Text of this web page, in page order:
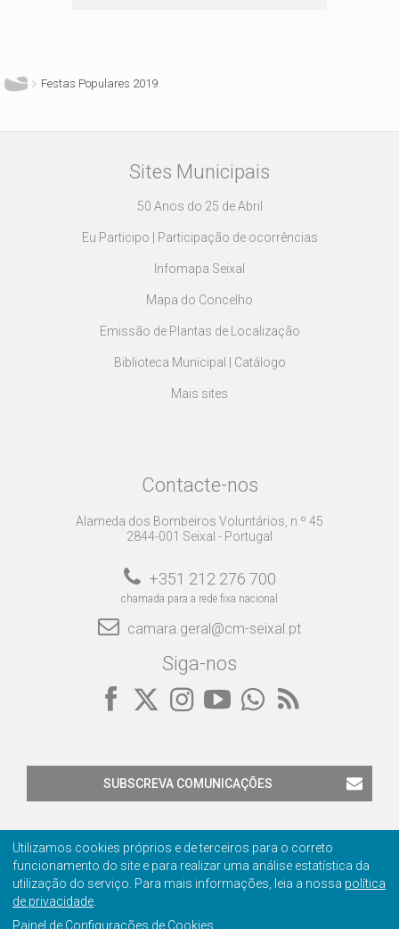
Festas Populares 2019
Sites Municipais
50 Anos do 25 de Abril
Eu Participo | Participação de ocorrências
Infomapa Seixal
Mapa do Concelho
Emissão de Plantas de Localização
Biblioteca Municipal | Catálogo
Mais sites
Contacte-nos
Alameda dos Bombeiros Voluntários, n.º 45
2844-001 Seixal - Portugal
+351 212 276 700
chamada para a rede fixa nacional
camara.geral@cm-seixal.pt
Siga-nos
SUBSCREVA COMUNICAÇÕES
Contactos
Utilizamos cookies próprios e de terceiros para o correto
funcionamento do site e para realizar uma análise estatística da
utilização do serviço. Para mais informações, leia a nossa política
de privacidade
Painel de Configurações de Cookies